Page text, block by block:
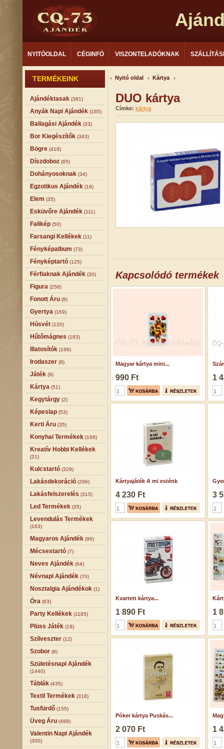
NYITÓOLDAL CÉGINFÓ VISZONTELADÓKNAK
TERMÉKEINK
Ajándéktasak (381)
Anyák Napi Ajándék (165)
Ballagási Ajándék (33)
Bor Kiegészítők (363)
Bögre (418)
Díszdoboz (65)
Dohányosoknak (34)
Egzotikus Ajándék (18)
Elem (35)
Esküvőre Ajándék (111)
Falikép (50)
Farsangi Kellékek (11)
Fényképalbum (73)
Fényképtartó (125)
Férfiaknak Ajándék (30)
Figura (258)
Fonott Áru (8)
Gyertya (169)
Húsvét (120)
Hűtőmágnes (183)
Illatosítók (166)
Irodaszer (8)
Játék (9)
Kártya (51)
Kegytárgy (2)
Képeslap (53)
Kerti Áru (35)
Konyhai Termékek (168)
Kreatív Hobbi Kellékek
(21)
Kulcstartó (329)
Lakásdekoráció (296)
Lakásfelszerelés (315)
Led Termékek (35)
Levendulás Termékek
(163)
Magyaros Ajándék (96)
Mécsestartó (7)
Neves Ajándék (64)
Névnapi Ajándék (70)
Nosztalgia Ajándékok (1)
Óra (63)
Party Kellékek (1185)
Plüss Játék (18)
Szilveszter (12)
Szobor (8)
Születésnapi Ajándék
(1440)
Táblák (435)
Textil Termékek (318)
Tusfürdő (155)
Üveg Áru (489)
Valentin Napi Ajándék
(300)
Nyitó oldal Kártya
DUO kártya
Címke: kártya
Kapcsolódó termékek
Magyar kártya mini...
990 Ft 1
Kártyajáték A mi esténk
4 230 Ft 3
Kvartett kártya...
1 890 Ft 1
Póker kártya Puskás...
2 070 Ft 1